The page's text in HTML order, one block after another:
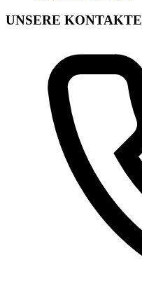
UNSERE KONTAKTE